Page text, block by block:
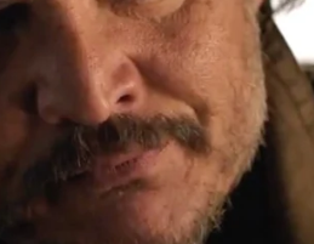
WhatsappFacebook